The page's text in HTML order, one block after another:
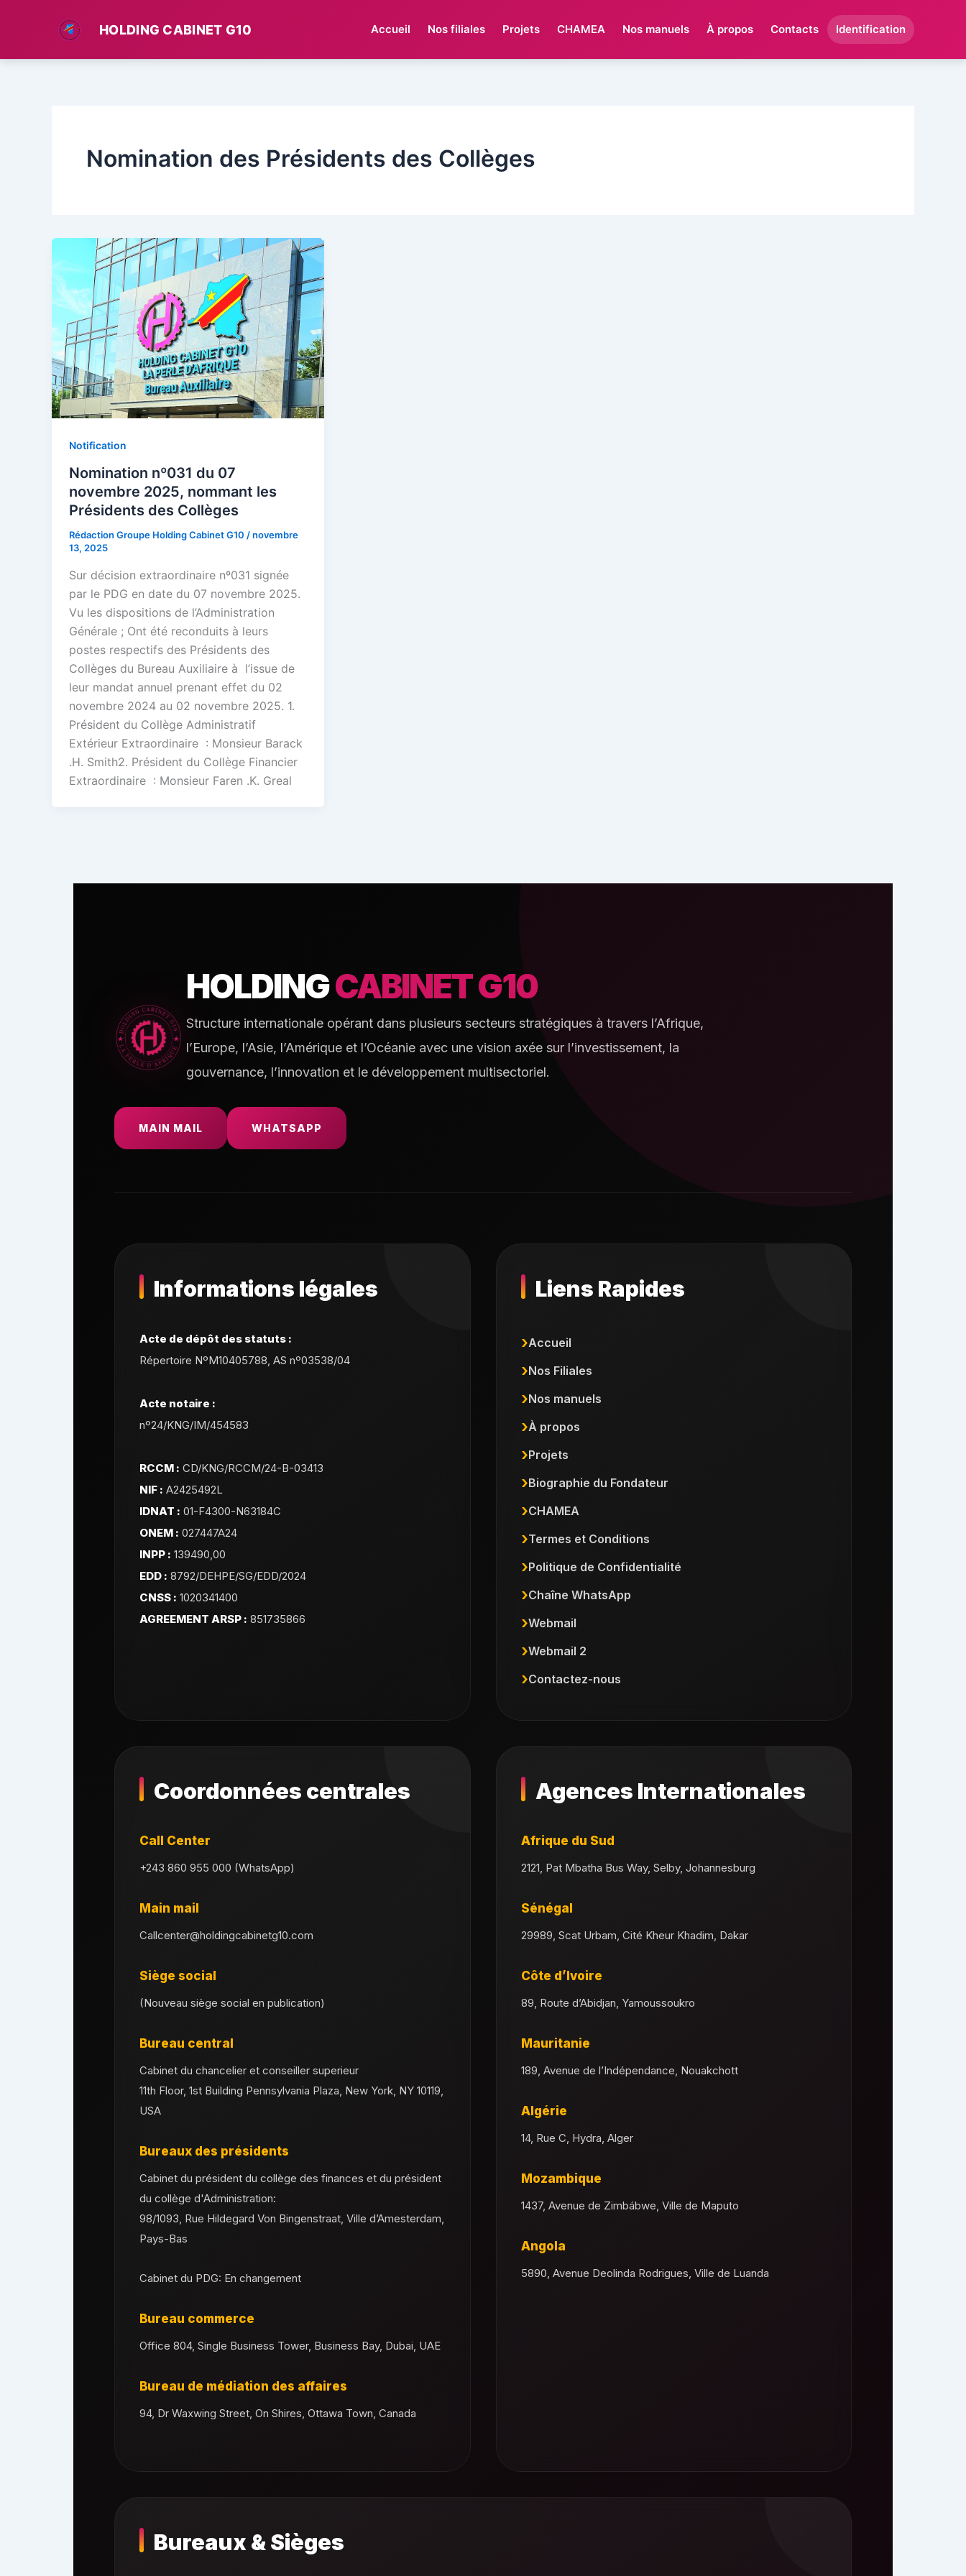
HOLDING CABINET G10 Accueil Nos filiales Projets CHAMEA Nos manuels À propos Contacts Identification
Nomination des Présidents des Collèges
Notification
Nomination nº031 du 07
novembre 2025, nommant les
Présidents des Collèges
Rédaction Groupe Holding Cabinet G10 /novembre
13, 2025
Sur décision extraordinaire nº031 signée
par le PDG en date du 07 novembre 2025.
Vu les dispositions de l’Administration
Générale ; Ont été reconduits à leurs
postes respectifs des Présidents des
Collèges du Bureau Auxiliaire à l’issue de
leur mandat annuel prenant effet du 02
novembre 2024 au 02 novembre 2025. 1.
Président du Collège Administratif
Extérieur Extraordinaire : Monsieur Barack
.H. Smith2. Président du Collège Financier
Extraordinaire : Monsieur Faren .K. Greal
HOLDINGCABINET G10
Structure internationale opérant dans plusieurs secteurs stratégiques à travers l’Afrique,
l’Europe, l’Asie, l’Amérique et l’Océanie avec une vision axée sur l’investissement, la
gouvernance, l’innovation et le développement multisectoriel.
MAIN MAIL WHATSAPP
Informations légales
Acte de dépôt des statuts :
Répertoire NºM10405788, AS nº03538/04
Acte notaire :
nº24/KNG/IM/454583
RCCM : CD/KNG/RCCM/24-B-03413
NIF : A2425492L
IDNAT : 01-F4300-N63184C
ONEM : 027447A24
INPP : 139490,00
EDD : 8792/DEHPE/SG/EDD/2024
CNSS : 1020341400
AGREEMENT ARSP : 851735866
Liens Rapides
Accueil
Nos Filiales
Nos manuels
À propos
Projets
Biographie du Fondateur
CHAMEA
Termes et Conditions
Politique de Confidentialité
Chaîne WhatsApp
Webmail
Webmail 2
Contactez-nous
Coordonnées centrales
Call Center
+243 860 955 000 (WhatsApp)
Main mail
Callcenter@holdingcabinetg10.com
Siège social
(Nouveau siège social en publication)
Bureau central
Cabinet du chancelier et conseiller superieur
11th Floor, 1st Building Pennsylvania Plaza, New York, NY 10119,
USA
Bureaux des présidents
Cabinet du président du collège des finances et du président
du collège d'Administration:
98/1093, Rue Hildegard Von Bingenstraat, Ville d’Amesterdam,
Pays-Bas
Cabinet du PDG: En changement
Bureau commerce
Office 804, Single Business Tower, Business Bay, Dubai, UAE
Bureau de médiation des affaires
94, Dr Waxwing Street, On Shires, Ottawa Town, Canada
Agences Internationales
Afrique du Sud
2121, Pat Mbatha Bus Way, Selby, Johannesburg
Sénégal
29989, Scat Urbam, Cité Kheur Khadim, Dakar
Côte d’Ivoire
89, Route d’Abidjan, Yamoussoukro
Mauritanie
189, Avenue de l’Indépendance, Nouakchott
Algérie
14, Rue C, Hydra, Alger
Mozambique
1437, Avenue de Zimbábwe, Ville de Maputo
Angola
5890, Avenue Deolinda Rodrigues, Ville de Luanda
Bureaux & Sièges